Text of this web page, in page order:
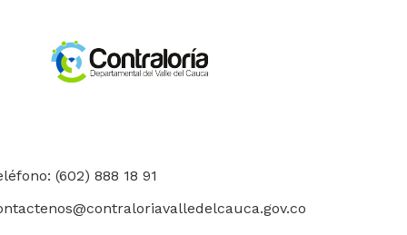
(602) 888 18 91